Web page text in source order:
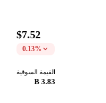
$7.52
0.13%
القيمة السوقية
3.83 B